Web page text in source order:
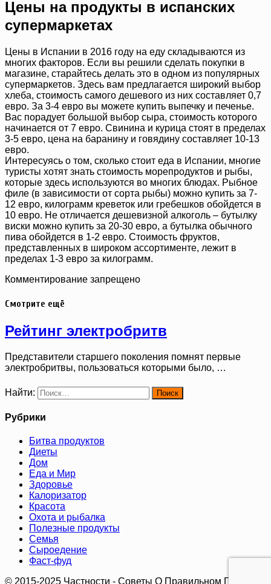
Цены на продукты в испанских
супермаркетах
Цены в Испании в 2016 году на еду складываются из
многих факторов. Если вы решили сделать покупки в
магазине, старайтесь делать это в одном из популярных
супермаркетов. Здесь вам предлагается широкий выбор
хлеба, стоимость самого дешевого из них составляет 0,7
евро. За 3-4 евро вы можете купить выпечку и печенье.
Вас порадует большой выбор сыра, стоимость которого
начинается от 7 евро. Свинина и курица стоят в пределах
3-5 евро, цена на баранину и говядину составляет 10-13
евро.
Интересуясь о том, сколько стоит еда в Испании, многие
туристы хотят знать стоимость морепродуктов и рыбы,
которые здесь используются во многих блюдах. Рыбное
филе (в зависимости от сорта рыбы) можно купить за 7-
12 евро, килограмм креветок или гребешков обойдется в
10 евро. Не отличается дешевизной алкоголь – бутылку
виски можно купить за 20-30 евро, а бутылка обычного
пива обойдется в 1-2 евро. Стоимость фруктов,
представленных в широком ассортименте, лежит в
пределах 1-3 евро за килограмм.
Комментирование запрещено
Смотрите ещё
Рейтинг электробритв
Представители старшего поколения помнят первые
электробритвы, пользоваться которыми было, …
Найти:
Рубрики
Битва продуктов
Диеты
Дом
Еда и Мир
Здоровье
Калоризатор
Красота
Охота и рыбалка
Полезные продукты
Семья
Сыроедение
Фаст-фуд
© 2015-2025 Частности - Советы О Правильном Питании.